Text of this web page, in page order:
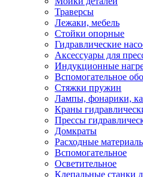
Траверсы
Лежаки, мебель
Стойки опорные
Гидравлические
Аксессуары для
Индукционные
Вспомогательное
Стяжки пружин
Лампы, фонарики,
Краны
Прессы
Домкраты
Расходные
Вспомогательное
Осветительное
Клепальные станки